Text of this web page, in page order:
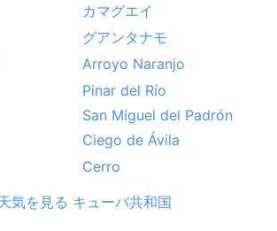
カマグエイ
グアンタナモ
Arroyo Naranjo
Pinar del Río
San Miguel del Padrón
Ciego de Ávila
Cerro
気を見る キューバ共和国